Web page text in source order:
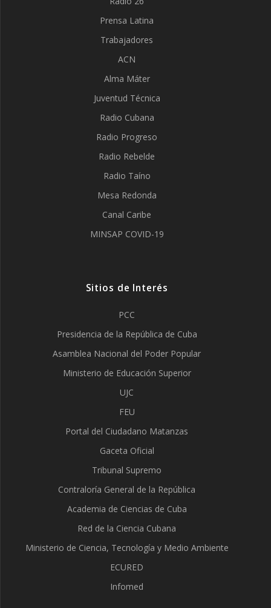
Prensa Latina
Trabajadores
ACN
Alma Máter
Juventud Técnica
Radio Cubana
Radio Progreso
Radio Rebelde
Radio Taíno
Mesa Redonda
Canal Caribe
MINSAP COVID-19
Sitios de Interés
PCC
Presidencia de la República de Cuba
Asamblea Nacional del Poder Popular
Ministerio de Educación Superior
UJC
FEU
Portal del Ciudadano Matanzas
Gaceta Oficial
Tribunal Supremo
Contraloría General de la República
Academia de Ciencias de Cuba
Red de la Ciencia Cubana
Ministerio de Ciencia, Tecnología y Medio Ambiente
ECURED
Infomed